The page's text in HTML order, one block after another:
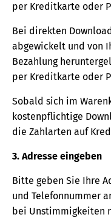
per Kreditkarte oder
Bei direkten
abgewickelt und von
Bezahlung
per Kreditkarte oder
Sobald sich im
kostenpflichtige
die Zahlarten auf
3. Adresse eingeben
Bitte geben Sie Ihre
und Telefonnummer
bei Unstimmigkeiten